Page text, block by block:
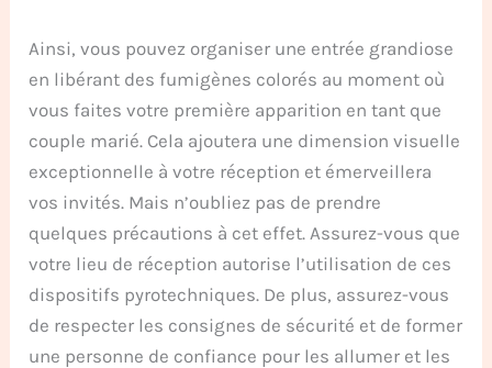
Ainsi, vous pouvez organiser une entrée grandiose
en libérant des fumigènes colorés au moment où
vous faites votre première apparition en tant que
couple marié. Cela ajoutera une dimension visuelle
exceptionnelle à votre réception et émerveillera
vos invités. Mais n’oubliez pas de prendre
quelques précautions à cet effet. Assurez-vous que
votre lieu de réception autorise l’utilisation de ces
dispositifs pyrotechniques. De plus, assurez-vous
de respecter les consignes de sécurité et de former
une personne de confiance pour les allumer et les